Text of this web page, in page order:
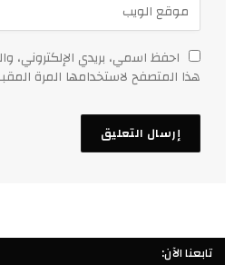
احفظ اسمي، بريدي الإلكتروني،
هذا المتصفح لاستخدامها المرة
تابعنا الآن: